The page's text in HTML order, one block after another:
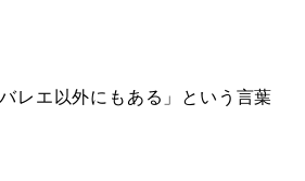
レエ以外にもある」という言葉